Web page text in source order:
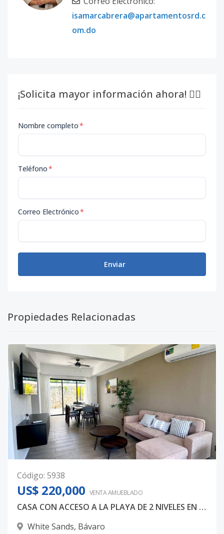
isamarcabrera@apartamentosrd.c
om.do
¡Solicita mayor información ahora! 👇🏽
Nombre completo*
Teléfono*
Correo Electrónico*
Enviar
Propiedades Relacionadas
Código: 5938
US$ 220,000 VENTA AMUEBLADO
CASA CON ACCESO A LA PLAYA DE 2 NIVELES EN VENTA
White Sands, Bávaro